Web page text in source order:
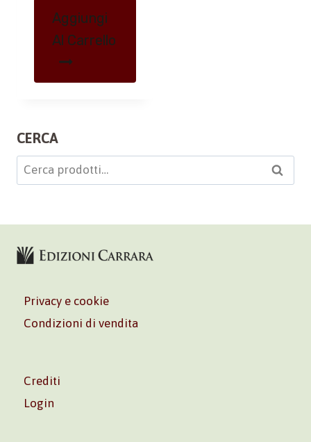
Aggiungi
Al Carrello
CERCA
Cerca: Cerca
Privacy e cookie
Condizioni di vendita
Crediti
Login